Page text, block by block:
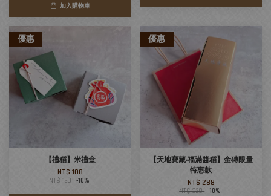
加入購物車
優惠
【禮稻】米禮盒
NT$ 108
NT$ 120 -10%
優惠
【天地寶藏‧福滿醬稻】金磚限量
特惠款
NT$ 288
NT$ 320 -10%